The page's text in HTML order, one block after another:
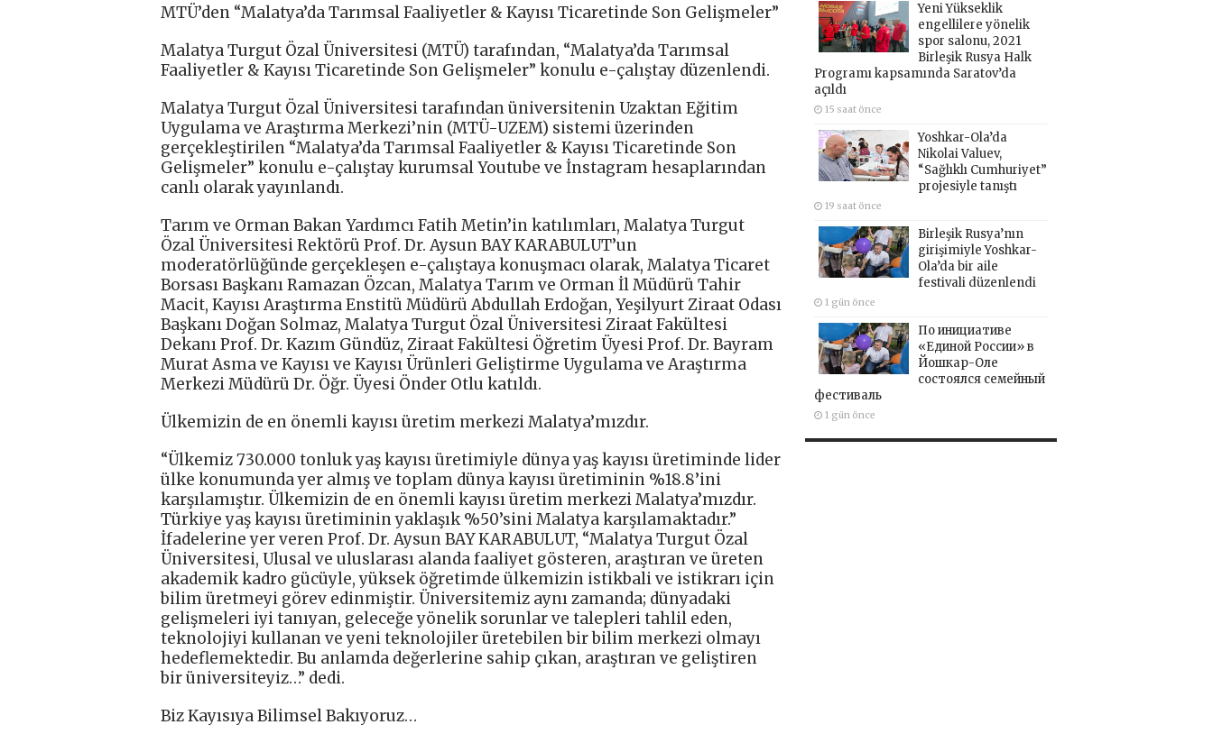
MTÜ’den “Malatya’da Tarımsal Faaliyetler & Kayısı Ticaretinde Son Gelişmeler”
Malatya Turgut Özal Üniversitesi (MTÜ) tarafından, “Malatya’da Tarımsal
Faaliyetler & Kayısı Ticaretinde Son Gelişmeler” konulu e-çalıştay düzenlendi.
Malatya Turgut Özal Üniversitesi tarafından üniversitenin Uzaktan Eğitim
Uygulama ve Araştırma Merkezi’nin (MTÜ-UZEM) sistemi üzerinden
gerçekleştirilen “Malatya’da Tarımsal Faaliyetler & Kayısı Ticaretinde Son
Gelişmeler” konulu e-çalıştay kurumsal Youtube ve İnstagram hesaplarından
canlı olarak yayınlandı.
Tarım ve Orman Bakan Yardımcı Fatih Metin’in katılımları, Malatya Turgut
Özal Üniversitesi Rektörü Prof. Dr. Aysun BAY KARABULUT’un
moderatörlüğünde gerçekleşen e-çalıştaya konuşmacı olarak, Malatya Ticaret
Borsası Başkanı Ramazan Özcan, Malatya Tarım ve Orman İl Müdürü Tahir
Macit, Kayısı Araştırma Enstitü Müdürü Abdullah Erdoğan, Yeşilyurt Ziraat Odası
Başkanı Doğan Solmaz, Malatya Turgut Özal Üniversitesi Ziraat Fakültesi
Dekanı Prof. Dr. Kazım Gündüz, Ziraat Fakültesi Öğretim Üyesi Prof. Dr. Bayram
Murat Asma ve Kayısı ve Kayısı Ürünleri Geliştirme Uygulama ve Araştırma
Merkezi Müdürü Dr. Öğr. Üyesi Önder Otlu katıldı.
Ülkemizin de en önemli kayısı üretim merkezi Malatya’mızdır.
“Ülkemiz 730.000 tonluk yaş kayısı üretimiyle dünya yaş kayısı üretiminde lider
ülke konumunda yer almış ve toplam dünya kayısı üretiminin %18.8’ini
karşılamıştır. Ülkemizin de en önemli kayısı üretim merkezi Malatya’mızdır.
Türkiye yaş kayısı üretiminin yaklaşık %50’sini Malatya karşılamaktadır.”
İfadelerine yer veren Prof. Dr. Aysun BAY KARABULUT, “Malatya Turgut Özal
Üniversitesi, Ulusal ve uluslarası alanda faaliyet gösteren, araştıran ve üreten
akademik kadro gücüyle, yüksek öğretimde ülkemizin istikbali ve istikrarı için
bilim üretmeyi görev edinmiştir. Üniversitemiz aynı zamanda; dünyadaki
gelişmeleri iyi tanıyan, geleceğe yönelik sorunlar ve talepleri tahlil eden,
teknolojiyi kullanan ve yeni teknolojiler üretebilen bir bilim merkezi olmayı
hedeflemektedir. Bu anlamda değerlerine sahip çıkan, araştıran ve geliştiren
bir üniversiteyiz…” dedi.
Biz Kayısıya Bilimsel Bakıyoruz…
Yeni Yükseklik
engellilere yönelik
spor salonu, 2021
Birleşik Rusya Halk
Programı kapsamında Saratov’da
açıldı
15 saat önce
Yoshkar-Ola’da
Nikolai Valuev,
“Sağlıklı Cumhuriyet”
projesiyle tanıştı
19 saat önce
Birleşik Rusya’nın
girişimiyle Yoshkar-
Ola’da bir aile
festivali düzenlendi
1 gün önce
По инициативе
«Единой России» в
Йошкар-Оле
состоялся семейный
фестиваль
1 gün önce